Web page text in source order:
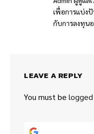
เพื่อการแบ่งปั
กับการลงทุน
LEAVE A REPLY
You must be logged